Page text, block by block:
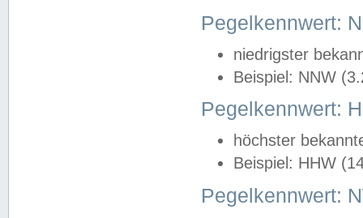
Pegelkennwert:
niedrigster
Beispiel: NNW
Pegelkennwert:
höchster
Beispiel: HHW
Pegelkennwert: